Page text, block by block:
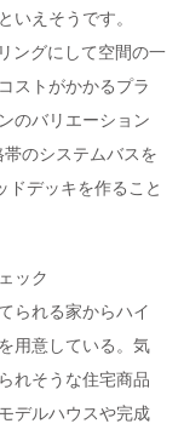
いえそうです。
ングにして空間の一
ストがかかるプラ
のバリエーション
のシステムバスを
ドデッキを作ること
ック
られる家からハイ
用意している。気
れそうな住宅商品
デルハウスや完成